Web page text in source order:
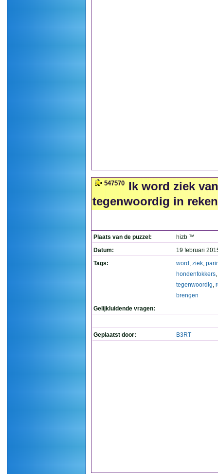
547570 Ik word ziek
tegenwoordig in
Plaats van de puzzel:
hizb ™
Datum:
19 februari
Tags:
word , ziek,
hondenfokkers,
tegenwoordig,
brengen
Gelijkluidende vragen:
Geplaatst door: B3RT